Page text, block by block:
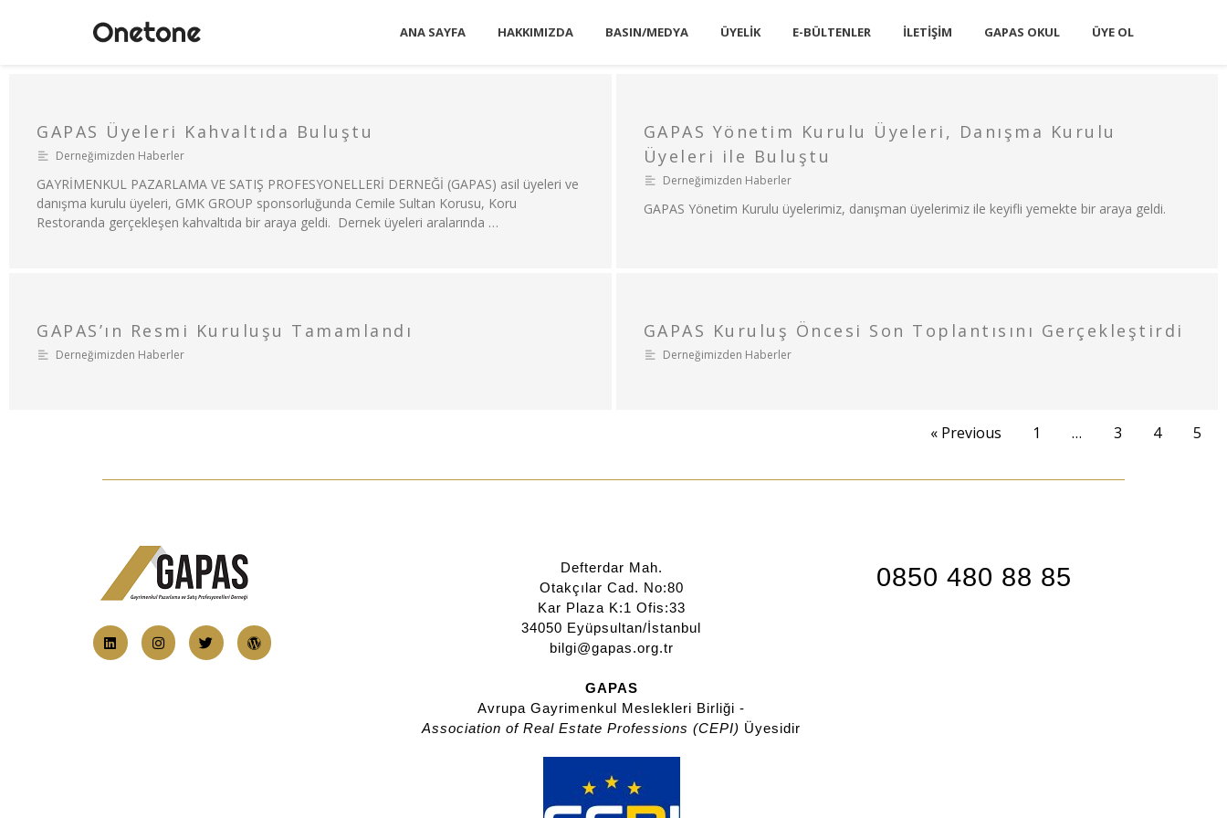
ANA SAYFA HAKKIMIZDA BASIN/MEDYA ÜYELIK E-BÜLTENLER İLETIŞIM GAPAS OKUL ÜYE OL
GAPAS Üyeleri Kahvaltıda Buluştu
Derneğimizden Haberler
GAYRİMENKUL PAZARLAMA VE SATIŞ PROFESYONELLERİ DERNEĞİ (GAPAS) asil üyeleri ve
danışma kurulu üyeleri, GMK GROUP sponsorluğunda Cemile Sultan Korusu, Koru
Restoranda gerçekleşen kahvaltıda bir araya geldi. Dernek üyeleri aralarında …
GAPAS Yönetim Kurulu Üyeleri, Danışma Kurulu
Üyeleri ile Buluştu
Derneğimizden Haberler
GAPAS Yönetim Kurulu üyelerimiz, danışman üyelerimiz ile keyifli yemekte bir araya geldi.
GAPAS’ın Resmi Kuruluşu Tamamlandı
Derneğimizden Haberler
GAPAS Kuruluş Öncesi Son Toplantısını Gerçekleştirdi
Derneğimizden Haberler
« Previous 1 … 3 4 5
Defterdar Mah.
Otakçılar Cad. No:80
Kar Plaza K:1 Ofis:33
34050 Eyüpsultan/İstanbul
bilgi@gapas.org.tr
GAPAS
Avrupa Gayrimenkul Meslekleri Birliği -
Association of Real Estate Professions (CEPI) Üyesidir
0850 480 88 85